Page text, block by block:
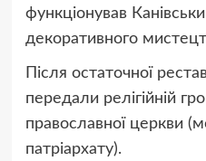
функціонував
декоративного
Після остаточної
передали релігійній
православної церкви
патріархату).